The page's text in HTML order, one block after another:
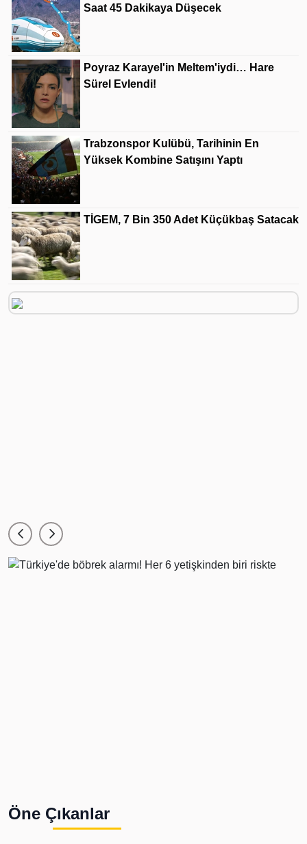
Saat 45 Dakikaya Düşecek
Poyraz Karayel'in Meltem'iydi… Hare
Sürel Evlendi!
Trabzonspor Kulübü, Tarihinin En
Yüksek Kombine Satışını Yaptı
TİGEM, 7 Bin 350 Adet Küçükbaş Satacak
Öne Çıkanlar